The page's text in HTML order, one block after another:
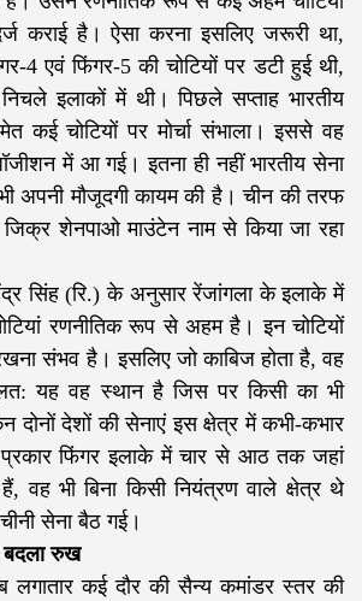
कराई है। ऐसा करना इसलिए जरूरी था,
4 एवं फिंगर-5 की चोटियों पर डटी हुई थी,
इलाकों में थी। पिछले सप्ताह भारतीय
कई चोटियों पर मोर्चा संभाला। इससे वह
में आ गई। इतना ही नहीं भारतीय सेना
अपनी मौजूदगी कायम की है। चीन की तरफ
शेनपाओ माउंटेन नाम से किया जा रहा
सिंह (रि.) के अनुसार रेंजांगला के इलाके में
रणनीतिक रूप से अहम है। इन चोटियों
संभव है। इसलिए जो काबिज होता है, वह
यह वह स्थान है जिस पर किसी का भी
दोनों देशों की सेनाएं इस क्षेत्र में कभी-कभार
फिंगर इलाके में चार से आठ तक जहां
वह भी बिना किसी नियंत्रण वाले क्षेत्र थे
सेना बैठ गई।
बदला रुख
लगातार कई दौर की सैन्य कमांडर स्तर की